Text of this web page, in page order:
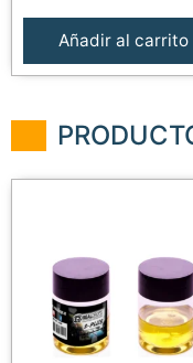
Añadir al carrito